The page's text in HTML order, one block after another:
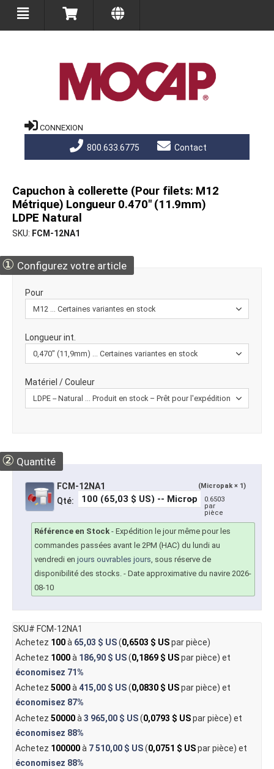
CONNEXION
800.633.6775 Contact
Capuchon à collerette (Pour filets: M12
Métrique) Longueur 0.470" (11.9mm)
LDPE Natural
SKU FCM-12NA1
① Configurez votre article
Pour
Longueur int.
Matériel / Couleur
② Quantité
FCM-12NA1 (Micropak × 1)
Qté:
0.6503
par
pièce
Référence en Stock - Expédition le jour même pour les
commandes passées avant le 2PM (HAC) du lundi au
vendredi en jours ouvrables jours, sous réserve de
disponibilité des stocks. - Date approximative du navire 2026-
08-10
SKU# FCM-12NA1
Achetez 100à 65,03 $ US(0,6503 $ USpar pièce)
Achetez 1000à 186,90 $ US(0,1869 $ USpar pièce) et
économisez 71%
Achetez 5000à415,00 $ US(0,0830 $ USpar pièce) et
économisez 87%
Achetez 50000à 3 965,00 $ US(0,0793 $ USpar pièce) et
économisez 88%
Achetez 100000à 7 510,00 $ US(0,0751 $ USpar pièce) et
économisez 88%